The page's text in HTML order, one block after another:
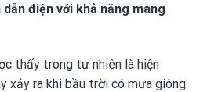
điện với khả năng mang
thấy trong tự nhiên là hiện
xảy ra khi bầu trời có mưa giông.